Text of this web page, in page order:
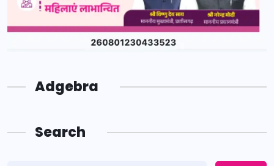
Adgebra
Search